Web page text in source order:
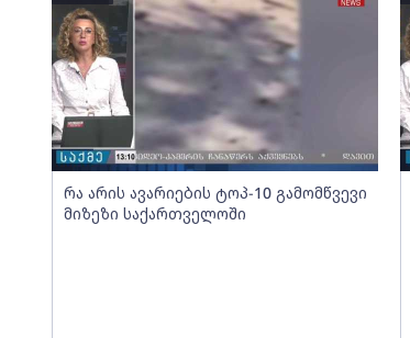
რა არის ავარიების ტოპ-10 გამომწვევი
მიზეზი საქართველოში